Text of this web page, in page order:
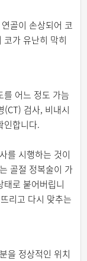
골이 손상되어 코
가 유난히 막히
를 어느 정도 가늠
(CT) 검사, 비내시
인합니다.
를 시행하는 것이
골절 정복술이 가
로 붙어버립니
리고 다시 맞추는
을 정상적인 위치